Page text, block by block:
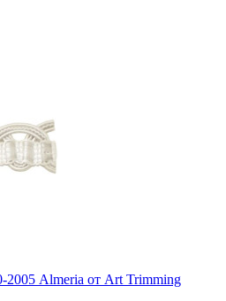
2005 Almeria от Art Trimming